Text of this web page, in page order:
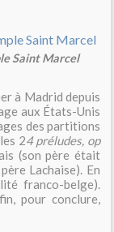
Saint Marcel
à Madrid depuis
aux États-Unis
des partitions
24 préludes, op
(son père était
Lachaise). En
franco-belge).
pour conclure,